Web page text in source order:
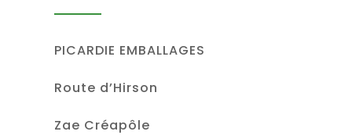
PICARDIE EMBALLAGES
Route d’Hirson
Zae Créapôle